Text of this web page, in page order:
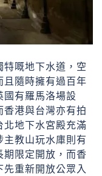
特嘅地下水道，空
且隨時擁有過百年
有羅馬洛場設
港與台灣亦有拍
地下水宮殿充滿
教山玩水庫則有
限定開放，而香
重新開放公眾入